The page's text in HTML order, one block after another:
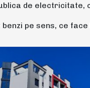
de
pe sens, ce